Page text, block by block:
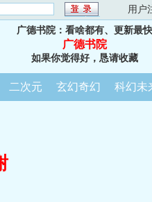
用户
广德书院：看啥都有、更新最快
广德书院
如果你觉得好，恳请收藏
二次元 玄幻奇幻 科幻未